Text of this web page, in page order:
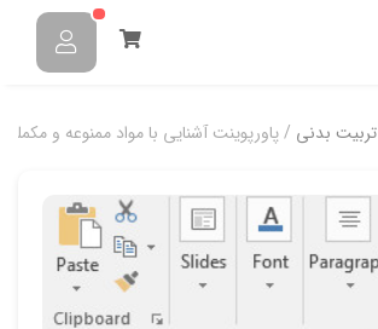
تربیت بدنی / پاورپوینت آشنایی با مواد ممنوعه و